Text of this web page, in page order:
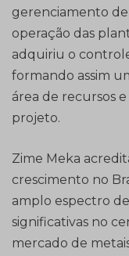
gerenciamento de
operação das
adquiriu o
formando assim
área de recursos
projeto.
Zime Meka
crescimento no
amplo espectro
significativas no
mercado de